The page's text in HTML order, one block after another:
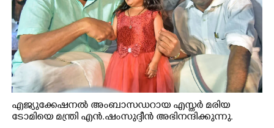
എജ്യുക്കേഷനൽ അംബാസഡറായ എസ്തർ മരിയ
ടോമിയെ മന്ത്രി എൻ.ഷംസുദ്ദീൻ അഭിനന്ദിക്കുന്നു.